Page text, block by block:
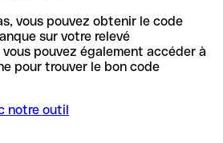
vous pouvez obtenir le code
sur votre relevé
vous pouvez également accéder à
pour trouver le bon code
notre outil